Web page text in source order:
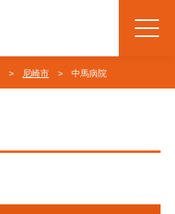
> 尼崎市 > 中馬病院